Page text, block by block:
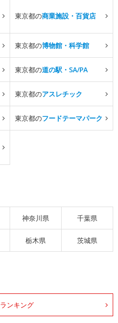
東京都の商業施設・百貨店
東京都の博物館・科学館
東京都の道の駅・SA/PA
東京都のアスレチック
東京都のフードテーマパーク
神奈川県 千葉県
栃木県 茨城県
ランキング